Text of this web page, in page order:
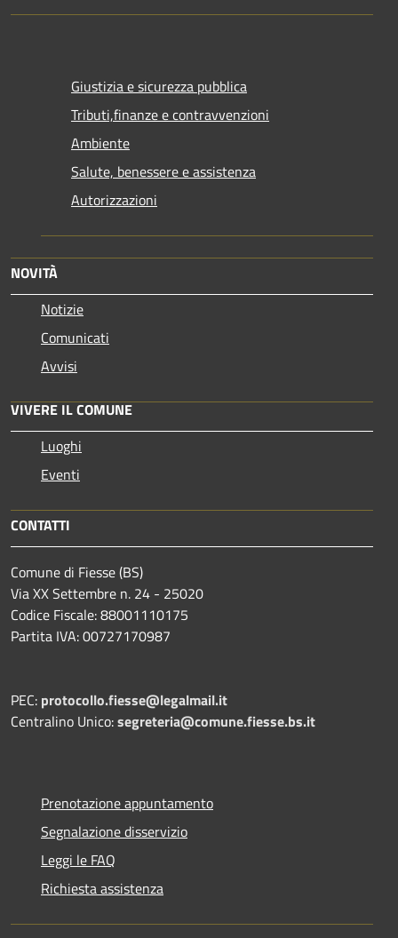
Giustizia e sicurezza pubblica
Tributi,finanze e contravvenzioni
Ambiente
Salute, benessere e assistenza
Autorizzazioni
NOVITÀ
Notizie
Comunicati
Avvisi
VIVERE IL COMUNE
Luoghi
Eventi
CONTATTI
Comune di Fiesse (BS)
Via XX Settembre n. 24 - 25020
Codice Fiscale: 88001110175
Partita IVA: 00727170987
PEC: protocollo.fiesse@legalmail.it
Centralino Unico:segreteria@comune.fiesse.bs.it
Prenotazione appuntamento
Segnalazione disservizio
Leggi le FAQ
Richiesta assistenza